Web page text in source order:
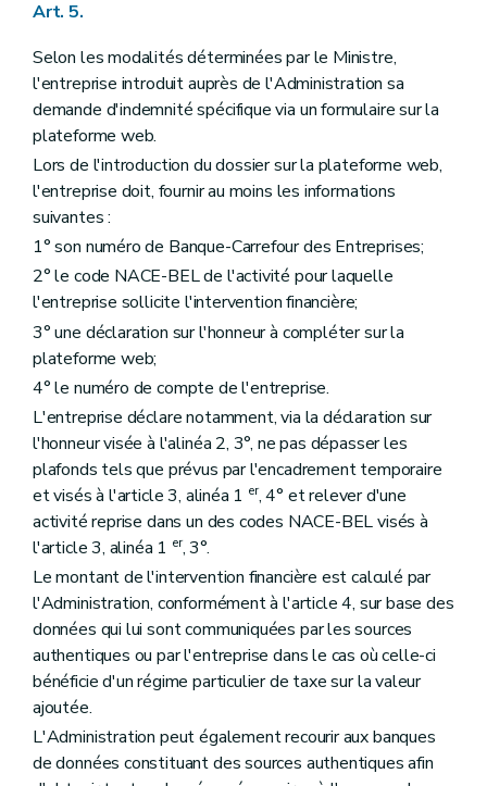
Art. 5.
Selon les modalités déterminées par le Ministre,
l'entreprise introduit auprès de l'Administration sa
demande d'indemnité spécifique via un formulaire sur la
plateforme web.
Lors de l'introduction du dossier sur la plateforme web,
l'entreprise doit, fournir au moins les informations
suivantes :
1° son numéro de Banque-Carrefour des Entreprises;
2° le code NACE-BEL de l'activité pour laquelle
l'entreprise sollicite l'intervention financière;
3° une déclaration sur l'honneur à compléter sur la
plateforme web;
4° le numéro de compte de l'entreprise.
L'entreprise déclare notamment, via la déclaration sur
l'honneur visée à l'alinéa 2, 3°, ne pas dépasser les
plafonds tels que prévus par l'encadrement temporaire
et visés à l'article 3, alinéa 1 er, 4° et relever d'une
activité reprise dans un des codes NACE-BEL visés à
l'article 3, alinéa 1 er, 3°.
Le montant de l'intervention financière est calculé par
l'Administration, conformément à l'article 4, sur base des
données qui lui sont communiquées par les sources
authentiques ou par l'entreprise dans le cas où celle-ci
bénéficie d'un régime particulier de taxe sur la valeur
ajoutée.
L'Administration peut également recourir aux banques
de données constituant des sources authentiques afin